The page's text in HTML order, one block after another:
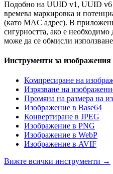
Подобно на UUID v1, UUID v6
времева маркировка и
(като MAC адрес). В
сигурността, ако е
може да се обмисли
Инструменти за изображения
Компресиране на
Изрязване на
Промяна на размера на
Изображение в Base64
Конвертиране в JPEG
Изображение в PNG
Изображение в WebP
Изображение в AVIF
Вижте всички инструменти →